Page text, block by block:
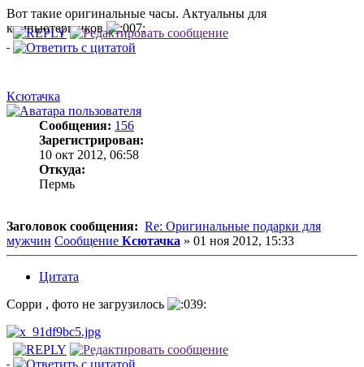
Вот такие оригинальные часы. Актуальны для
компьютерщиков
Ксютачка
Сообщения: 156
Зарегистрирован:
10 окт 2012, 06:58
Откуда:
Пермь
Заголовок сообщения: Re: Оригинальные подарки для
мужчин Сообщение Ксютачка » 01 ноя 2012, 15:33
Цитата
Сорри , фото не загрузилось